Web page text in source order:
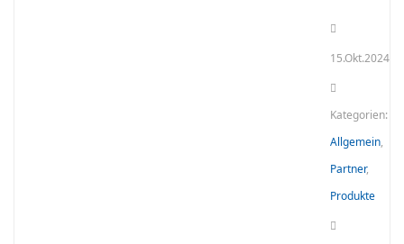
15.Okt.2024
Kategorien:
Allgemein,
Partner,
Produkte